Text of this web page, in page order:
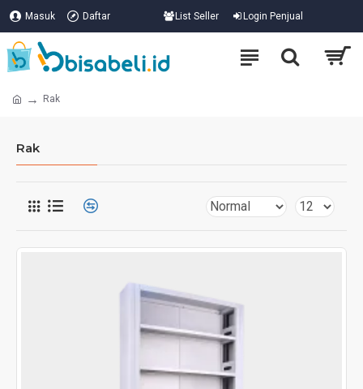
Masuk Daftar List Seller Login Penjual
Rak
Rak